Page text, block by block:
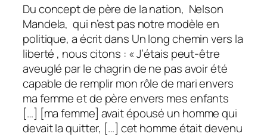
Du concept de père de la nation, Nelson
Mandela, qui n’est pas notre modèle en
politique, a écrit dans Un long chemin vers la
liberté , nous citons : « J’étais peut-être
aveuglé par le chagrin de ne pas avoir été
capable de remplir mon rôle de mari envers
ma femme et de père envers mes enfants
[…] [ma femme] avait épousé un homme qui
devait la quitter, […] cet homme était devenu